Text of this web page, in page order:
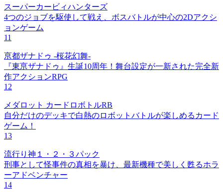
スーパーカービィハンターズ
4つのジョブを駆使して戦え、ボスバトルが中心の2Dアクシ
ョンゲーム
11
亰都ザナドゥ -桜花幻舞-
『東亰ザナドゥ』生誕10周年！舞台設定が一新された完全新
作アクションRPG
12
メダロット カードロボトルRB
自分だけのデッキで白熱のロボットバトルが楽しめるカード
ゲーム！
13
流行り神１・２・３パック
刑事として怪事件の真相を暴け、最新機種で美しく甦るホラ
ーアドベンチャー
14